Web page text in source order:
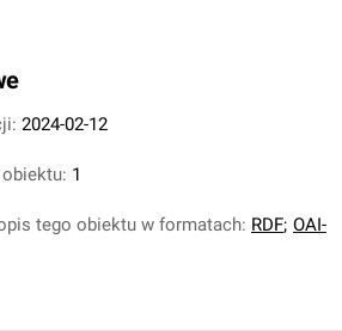
2024-02-12
1
tego obiektu w formatach: RDF; OAI-